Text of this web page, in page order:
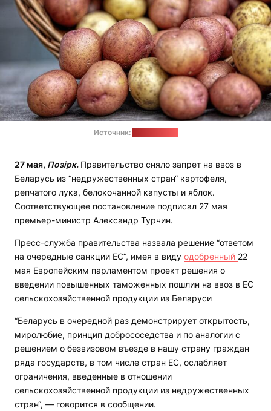
Источник:
27 мая, Позірк. Правительство сняло запрет на ввоз в
Беларусь из “недружественных стран“ картофеля,
репчатого лука, белокочанной капусты и яблок.
Соответствующее постановление подписал 27 мая
премьер-министр Александр Турчин.
Пресс-служба правительства назвала решение “ответом
на очередные санкции ЕС“, имея в виду одобренный 22
мая Европейским парламентом проект решения о
введении повышенных таможенных пошлин на ввоз в ЕС
сельскохозяйственной продукции из Беларуси
“Беларусь в очередной раз демонстрирует открытость,
миролюбие, принцип добрососедства и по аналогии с
решением о безвизовом въезде в нашу страну граждан
ряда государств, в том числе стран ЕС, ослабляет
ограничения, введенные в отношении
сельскохозяйственной продукции из недружественных
стран“, — говорится в сообщении.